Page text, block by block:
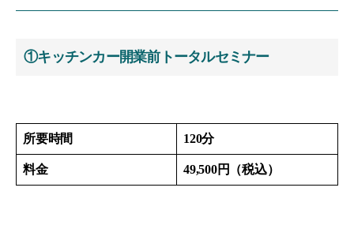
①キッチンカー開業前トータルセミナー
所要時間 120分
料金 49,500円（税込）